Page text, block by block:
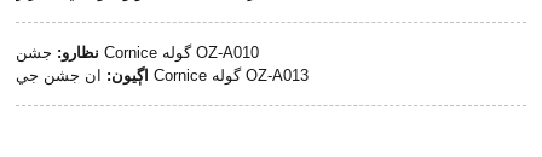
نظارو:
جشن Cornice گوله OZ-A010
اڳيون:
ان جشن جي Cornice گوله OZ-A013